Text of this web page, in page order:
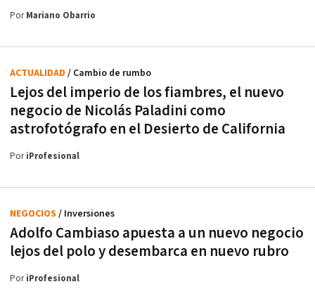
PorMariano Obarrio
Lejos del imperio de los fiambres, el nuevo
negocio de Nicolás Paladini como
astrofotógrafo en el Desierto de California
ACTUALIDAD / Cambio de rumbo
PoriProfesional
Adolfo Cambiaso apuesta a un nuevo negocio
lejos del polo y desembarca en nuevo rubro
NEGOCIOS / Inversiones
PoriProfesional